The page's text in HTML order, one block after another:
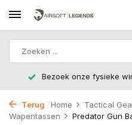
Bezoek onze fysieke
Terug Home Tactical
Wapentassen
Predator Gun